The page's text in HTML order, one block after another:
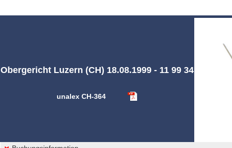
Obergericht Luzern (CH) 18.08.1999 - 11 99 34
unalex CH-364